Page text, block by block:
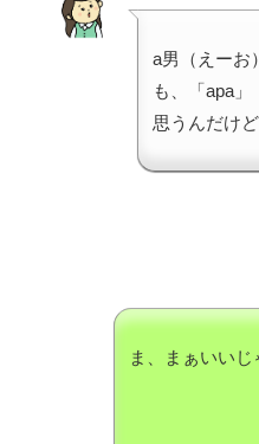
a男（えーお
も、「apa
思うんだけ
ま、まぁいいじ